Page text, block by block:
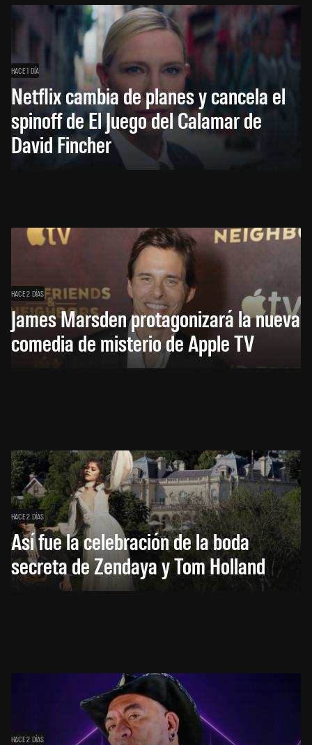
HACE 1 DÍA
Netflix cambia de planes y cancela el
spinoff de El Juego del Calamar de
David Fincher
HACE 2 DÍAS
James Marsden protagonizará la nueva
comedia de misterio de Apple TV
HACE 2 DÍAS
Así fue la celebración de la boda
secreta de Zendaya y Tom Holland
HACE 2 DÍAS